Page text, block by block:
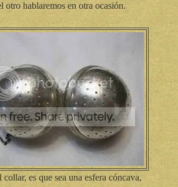
otro hablaremos en otra ocasión.
es que sea una esfera cóncava,